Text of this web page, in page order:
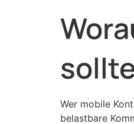
Wer mobile
belastbare